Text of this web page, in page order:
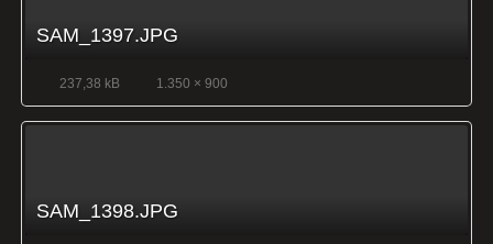
SAM_1397.JPG
237,38 kB 1.350 × 900
SAM_1398.JPG